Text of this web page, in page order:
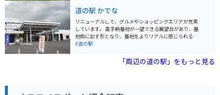
にもアクセスできます。
販売する農産物直売所があります。また、名護市の特産
品であるシークヮーサージュースやちんすこうなども販
売されています。 バイクで訪れる場合、道の駅 きなばん
どころには広い駐車場が完備されているので安心です。
周辺には、沖縄美ら海水族館や古宇利島など、観光スポ
道の駅 かでな
リニューアルして、グルメやショッピングエリアが充実
しています。 嘉手納基地が一望できる展望台があり、基
地側に出す形となり、基地をよりリアルに感じられるよ
うになっています。 また3階には学習展示室もあり、平
中心に沖縄農産物やお土産も種類豊富に販売しておりま
#道の駅
「周辺の道の駅」をもっと見る